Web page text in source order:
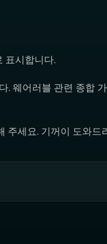
표시합니다.
웨어러블 관련 종합
주세요. 기꺼이 도와드